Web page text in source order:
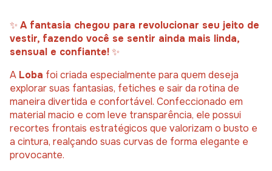
✨ A fantasia chegou para revolucionar seu jeito de
vestir, fazendo você se sentir ainda mais linda,
sensual e confiante!✨
A Loba foi criada especialmente para quem deseja
explorar suas fantasias, fetiches e sair da rotina de
maneira divertida e confortável. Confeccionado em
material macio e com leve transparência, ele possui
recortes frontais estratégicos que valorizam o busto e
a cintura, realçando suas curvas de forma elegante e
provocante.